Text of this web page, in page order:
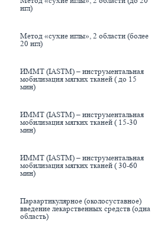
игл)
Метод «сухие иглы», 2 области (более
20 игл)
ИММТ (IASTM) – инструментальная
мобилизация мягких тканей ( до 15
мин)
ИММТ (IASTM) – инструментальная
мобилизация мягких тканей ( 15-30
мин)
ИММТ (IASTM) – инструментальная
мобилизация мягких тканей ( 30-60
мин)
Параартикулярное (околосуставное)
введение лекарственных средств (одна
область)